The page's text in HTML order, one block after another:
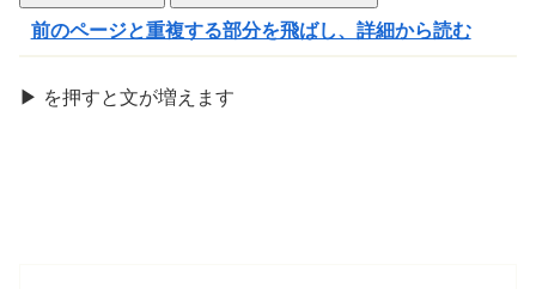
前のページと重複する部分を飛ばし、詳細から読む
▶ を押すと文が増 えます